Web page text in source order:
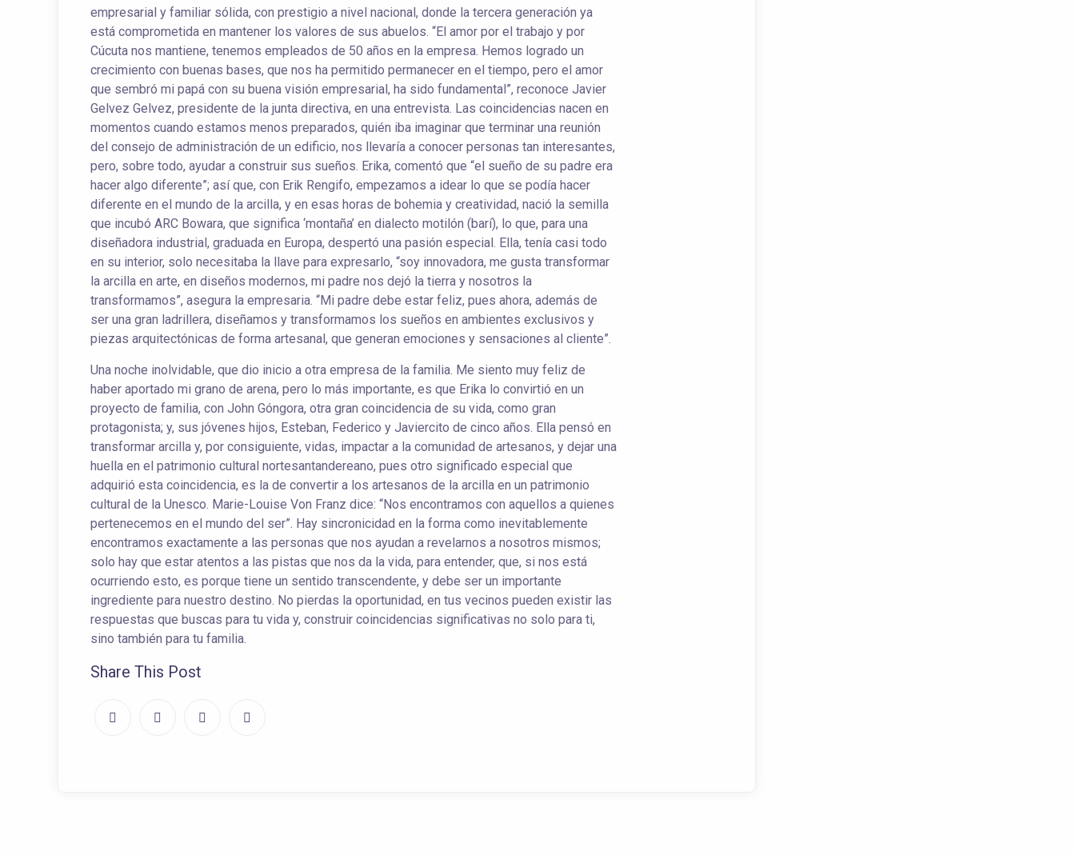
empresarial y familiar sólida, con prestigio a nivel nacional, donde la tercera generación ya
está comprometida en mantener los valores de sus abuelos. “El amor por el trabajo y por
Cúcuta nos mantiene, tenemos empleados de 50 años en la empresa. Hemos logrado un
crecimiento con buenas bases, que nos ha permitido permanecer en el tiempo, pero el amor
que sembró mi papá con su buena visión empresarial, ha sido fundamental”, reconoce Javier
Gelvez Gelvez, presidente de la junta directiva, en una entrevista. Las coincidencias nacen en
momentos cuando estamos menos preparados, quién iba imaginar que terminar una reunión
del consejo de administración de un edificio, nos llevaría a conocer personas tan interesantes,
pero, sobre todo, ayudar a construir sus sueños. Erika, comentó que “el sueño de su padre era
hacer algo diferente”; así que, con Erik Rengifo, empezamos a idear lo que se podía hacer
diferente en el mundo de la arcilla, y en esas horas de bohemia y creatividad, nació la semilla
que incubó ARC Bowara, que significa ‘montaña’ en dialecto motilón (barí), lo que, para una
diseñadora industrial, graduada en Europa, despertó una pasión especial. Ella, tenía casi todo
en su interior, solo necesitaba la llave para expresarlo, “soy innovadora, me gusta transformar
la arcilla en arte, en diseños modernos, mi padre nos dejó la tierra y nosotros la
transformamos”, asegura la empresaria. “Mi padre debe estar feliz, pues ahora, además de
ser una gran ladrillera, diseñamos y transformamos los sueños en ambientes exclusivos y
piezas arquitectónicas de forma artesanal, que generan emociones y sensaciones al cliente”.
Una noche inolvidable, que dio inicio a otra empresa de la familia. Me siento muy feliz de
haber aportado mi grano de arena, pero lo más importante, es que Erika lo convirtió en un
proyecto de familia, con John Góngora, otra gran coincidencia de su vida, como gran
protagonista; y, sus jóvenes hijos, Esteban, Federico y Javiercito de cinco años. Ella pensó en
transformar arcilla y, por consiguiente, vidas, impactar a la comunidad de artesanos, y dejar una
huella en el patrimonio cultural nortesantandereano, pues otro significado especial que
adquirió esta coincidencia, es la de convertir a los artesanos de la arcilla en un patrimonio
cultural de la Unesco. Marie-Louise Von Franz dice: “Nos encontramos con aquellos a quienes
pertenecemos en el mundo del ser”. Hay sincronicidad en la forma como inevitablemente
encontramos exactamente a las personas que nos ayudan a revelarnos a nosotros mismos;
solo hay que estar atentos a las pistas que nos da la vida, para entender, que, si nos está
ocurriendo esto, es porque tiene un sentido transcendente, y debe ser un importante
ingrediente para nuestro destino. No pierdas la oportunidad, en tus vecinos pueden existir las
respuestas que buscas para tu vida y, construir coincidencias significativas no solo para ti,
sino también para tu familia.
Share This Post